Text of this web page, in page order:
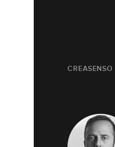
CREASENSO